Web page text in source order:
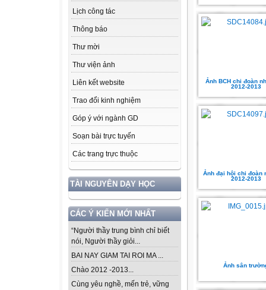
Lịch công tác
Thông báo
Thư mời
Thư viện ảnh
Liên kết website
Trao đổi kinh nghiệm
Góp ý với ngành GD
Soạn bài trực tuyến
Các trang trực thuộc
TÀI NGUYÊN DẠY HỌC
CÁC Ý KIẾN MỚI NHẤT
“Người thầy trung bình chỉ biết
nói, Người thầy giỏi...
BAI NAY GIAM TAI ROI MA ...
Chào 2012 -2013...
Cùng yêu nghề, mến trẻ, vững
Ảnh BCH chi đoàn
2012-2013
Ảnh đại hội chi đoàn
2012-2013
Ảnh sân